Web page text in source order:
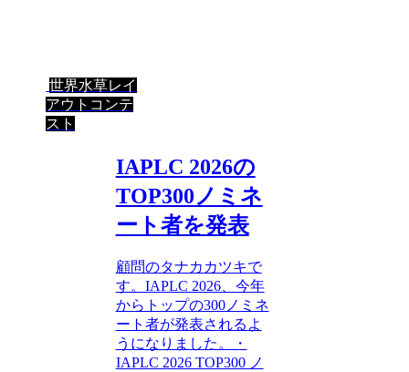
世界水草レイ
アウトコンテ
スト
IAPLC 2026の
TOP300ノミネ
ート者を発表
顧問のタナカカツキで
す。IAPLC 2026、今年
からトップの300ノミネ
ート者が発表されるよ
うになりました。・
IAPLC 2026 TOP300 ノ